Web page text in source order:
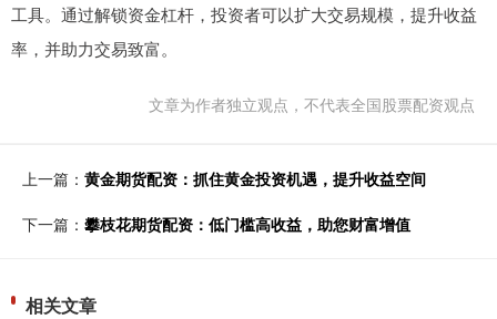
工具。通过解锁资金杠杆，投资者可以扩大交易规模，提升收益
率，并助力交易致富。
文章为作者独立观点，不代表全国股票配资观点
上一篇： 黄金期货配资：抓住黄金投资机遇，提升收益空间
下一篇： 攀枝花期货配资：低门槛高收益，助您财富增值
相关文章